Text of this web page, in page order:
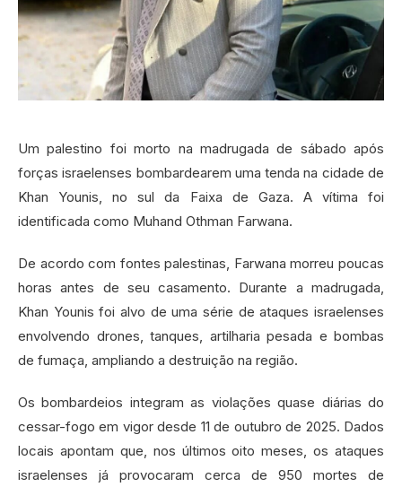
Um palestino foi morto na madrugada de sábado após
forças israelenses bombardearem uma tenda na cidade de
Khan Younis, no sul da Faixa de Gaza. A vítima foi
identificada como Muhand Othman Farwana.
De acordo com fontes palestinas, Farwana morreu poucas
horas antes de seu casamento. Durante a madrugada,
Khan Younis foi alvo de uma série de ataques israelenses
envolvendo drones, tanques, artilharia pesada e bombas
de fumaça, ampliando a destruição na região.
Os bombardeios integram as violações quase diárias do
cessar-fogo em vigor desde 11 de outubro de 2025. Dados
locais apontam que, nos últimos oito meses, os ataques
israelenses já provocaram cerca de 950 mortes de